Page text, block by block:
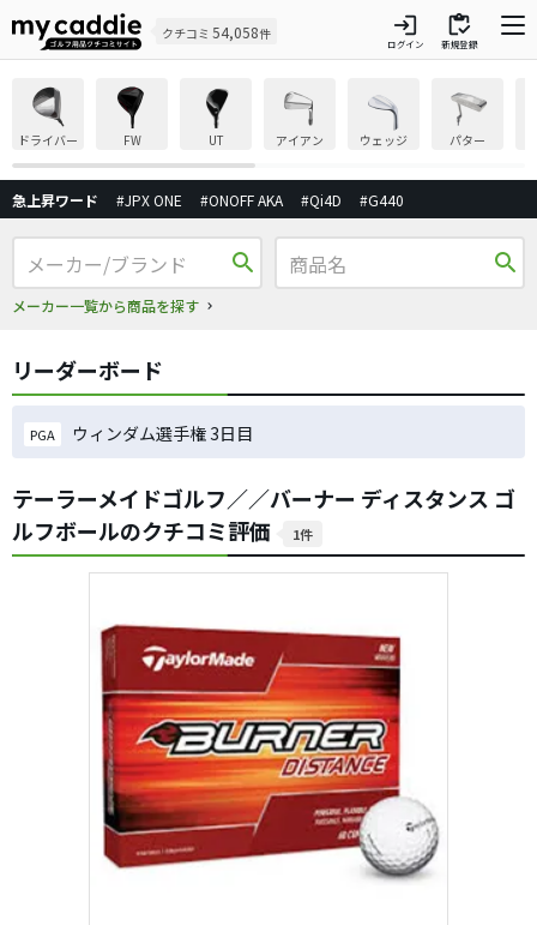
クチコミ 54,058件 login
ログイン
inventory
新規登録
ドライバー FW UT アイアン ウェッジ パター
急上昇ワード #JPX ONE #ONOFF AKA #Qi4D #G440
search
メーカー一覧から商品を探す
search
リーダーボード
PGA ウィンダム選手権 3日目
テーラーメイドゴルフ／／バーナー ディスタンス ゴ
ルフボールのクチコミ評価
1件